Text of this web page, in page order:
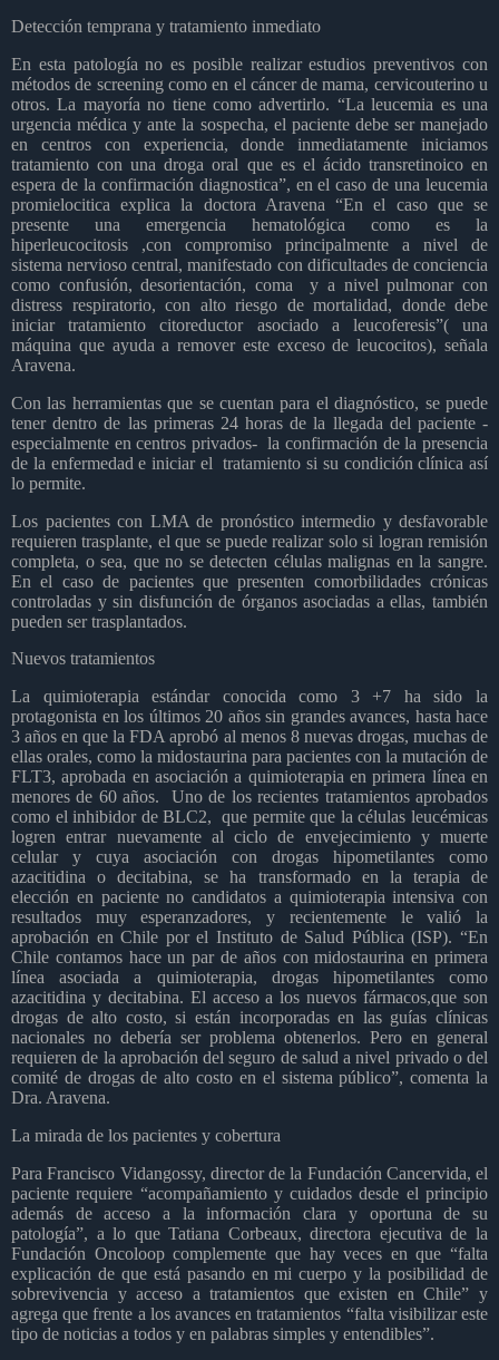
Detección temprana y tratamiento inmediato
En esta patología no es posible realizar estudios preventivos con
métodos de screening como en el cáncer de mama, cervicouterino u
otros. La mayoría no tiene como advertirlo. “La leucemia es una
urgencia médica y ante la sospecha, el paciente debe ser manejado
en centros con experiencia, donde inmediatamente iniciamos
tratamiento con una droga oral que es el ácido transretinoico en
espera de la confirmación diagnostica”, en el caso de una leucemia
promielocitica explica la doctora Aravena “En el caso que se
presente una emergencia hematológica como es la
hiperleucocitosis ,con compromiso principalmente a nivel de
sistema nervioso central, manifestado con dificultades de conciencia
como confusión, desorientación, coma y a nivel pulmonar con
distress respiratorio, con alto riesgo de mortalidad, donde debe
iniciar tratamiento citoreductor asociado a leucoferesis”( una
máquina que ayuda a remover este exceso de leucocitos), señala
Aravena.
Con las herramientas que se cuentan para el diagnóstico, se puede
tener dentro de las primeras 24 horas de la llegada del paciente -
especialmente en centros privados- la confirmación de la presencia
de la enfermedad e iniciar el tratamiento si su condición clínica así
lo permite.
Los pacientes con LMA de pronóstico intermedio y desfavorable
requieren trasplante, el que se puede realizar solo si logran remisión
completa, o sea, que no se detecten células malignas en la sangre.
En el caso de pacientes que presenten comorbilidades crónicas
controladas y sin disfunción de órganos asociadas a ellas, también
pueden ser trasplantados.
Nuevos tratamientos
La quimioterapia estándar conocida como 3 +7 ha sido la
protagonista en los últimos 20 años sin grandes avances, hasta hace
3 años en que la FDA aprobó al menos 8 nuevas drogas, muchas de
ellas orales, como la midostaurina para pacientes con la mutación de
FLT3, aprobada en asociación a quimioterapia en primera línea en
menores de 60 años. Uno de los recientes tratamientos aprobados
como el inhibidor de BLC2, que permite que la células leucémicas
logren entrar nuevamente al ciclo de envejecimiento y muerte
celular y cuya asociación con drogas hipometilantes como
azacitidina o decitabina, se ha transformado en la terapia de
elección en paciente no candidatos a quimioterapia intensiva con
resultados muy esperanzadores, y recientemente le valió la
aprobación en Chile por el Instituto de Salud Pública (ISP). “En
Chile contamos hace un par de años con midostaurina en primera
línea asociada a quimioterapia, drogas hipometilantes como
azacitidina y decitabina. El acceso a los nuevos fármacos,que son
drogas de alto costo, si están incorporadas en las guías clínicas
nacionales no debería ser problema obtenerlos. Pero en general
requieren de la aprobación del seguro de salud a nivel privado o del
comité de drogas de alto costo en el sistema público”, comenta la
Dra. Aravena.
La mirada de los pacientes y cobertura
Para Francisco Vidangossy, director de la Fundación Cancervida, el
paciente requiere “acompañamiento y cuidados desde el principio
además de acceso a la información clara y oportuna de su
patología”, a lo que Tatiana Corbeaux, directora ejecutiva de la
Fundación Oncoloop complemente que hay veces en que “falta
explicación de que está pasando en mi cuerpo y la posibilidad de
sobrevivencia y acceso a tratamientos que existen en Chile” y
agrega que frente a los avances en tratamientos “falta visibilizar este
tipo de noticias a todos y en palabras simples y entendibles”.